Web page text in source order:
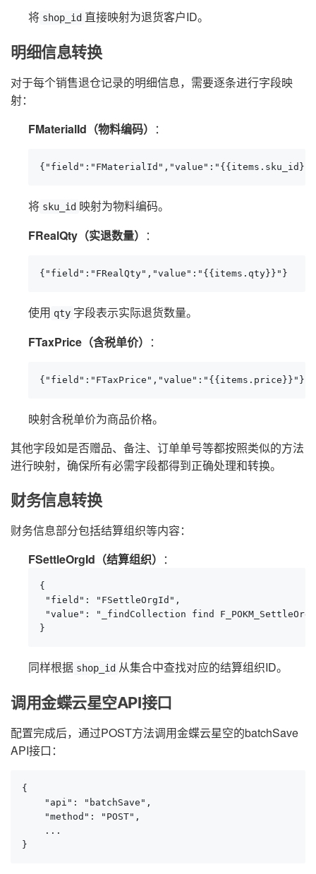
将 shop_id 直接映射为退货客户ID。
明细信息转换
对于每个销售退仓记录的明细信息，需要逐条进行字段映
射：
FMaterialId（物料编码） ：
将 sku_id 映射为物料编码。
FRealQty（实退数量） ：
{"field":"FRealQty","value":"{{items.qty}}"}
使用 qty 字段表示实际退货数量。
FTaxPrice（含税单价） ：
{"field":"FTaxPrice","value":"{{items.price}}"}
映射含税单价为商品价格。
其他字段如是否赠品、备注、订单单号等都按照类似的方法
进行映射，确保所有必需字段都得到正确处理和转换。
财务信息转换
财务信息部分包括结算组织等内容：
FSettleOrgId（结算组织） ：
{
"field": "FSettleOrgId",
"value": "_findCollection find F_POKM_SettleOrgId
}
同样根据 shop_id 从集合中查找对应的结算组织ID。
调用金蝶云星空API接口
配置完成后，通过POST方法调用金蝶云星空的batchSave
API接口：
{
    "api": "batchSave",
    "method": "POST",
    ...
}